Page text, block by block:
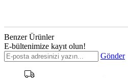
Benzer Ürünler
E-bültenimize kayıt olun!
Gönder